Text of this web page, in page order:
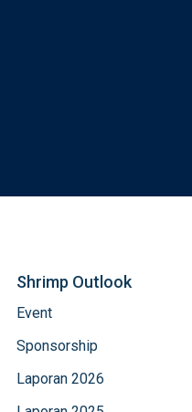
Shrimp Outlook
Event
Sponsorship
Laporan 2026